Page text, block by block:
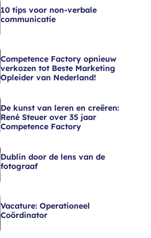
10 tips voor non-verbale
communicatie
Competence Factory opnieuw
verkozen tot Beste Marketing
Opleider van Nederland!
De kunst van leren en creëren:
René Steuer over 35 jaar
Competence Factory
Dublin door de lens van de
fotograaf
Vacature: Operationeel
Coördinator